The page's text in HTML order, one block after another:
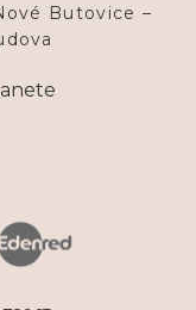
Butovice –